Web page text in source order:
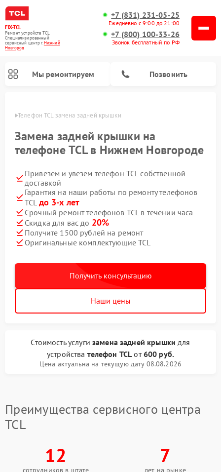
FIX-TCL
Ремонт устройств TCL
Специализированный
cервисный центр г.Нижний
Новгород
+7 (831) 231-05-25
Ежедневно с 9:00 до 21:00
+7 (800) 100-33-26
Звонок бесплатный по РФ
Мы ремонтируем Позвонить
Телефон TCL замена задней крышки
Замена задней крышки на
телефоне TCL в Нижнем Новгороде
Привезем и увезем телефон TCL собственной
доставкой
Гарантия на наши работы по ремонту телефонов
TCL до 3-х лет
Срочный ремонт телефонов TCL в течении часа
Скидка для вас до 20%
Получите 1500 рублей на ремонт
Оригинальные комплектующие TCL
Получить консультацию
Наши цены
Стоимость услуги замена задней крышки для
устройства телефон TCL от600 руб.
Цена актуальна на текущую дату 08.08.2026
Преимущества сервисного центра
TCL
12
сотрудников в штате
7
лет на рынке